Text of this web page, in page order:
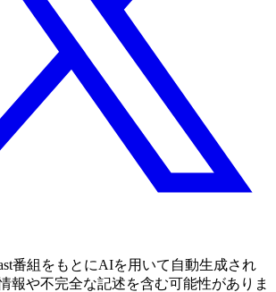
番組をもとにAIを用いて自動生成され
報や不完全な記述を含む可能性がありま